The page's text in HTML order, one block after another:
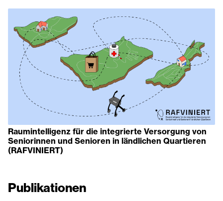
Raumintelligenz für die integrierte Versorgung von
Seniorinnen und Senioren in ländlichen Quartieren
(RAFVINIERT)
Publikationen